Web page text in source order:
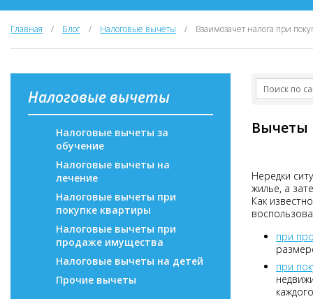
Главная / Блог / Налоговые вычеты / Взаимозачет налога при
Налоговые вычеты
Налоговые вычеты за
обучение
Налоговые вычеты на
лечение
Налоговые вычеты при
покупке квартиры
Налоговые вычеты при
продаже имущества
Налоговые вычеты на детей
Прочие вычеты
Вычеты
Нередки
жилье, а
Как
при
при